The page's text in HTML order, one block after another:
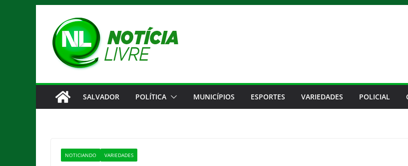
conteúdo
SALVADOR POLÍTICA MUNICÍPIOS ESPORTES VARIEDADES POLICIAL
NOTICIANDO VARIEDADES